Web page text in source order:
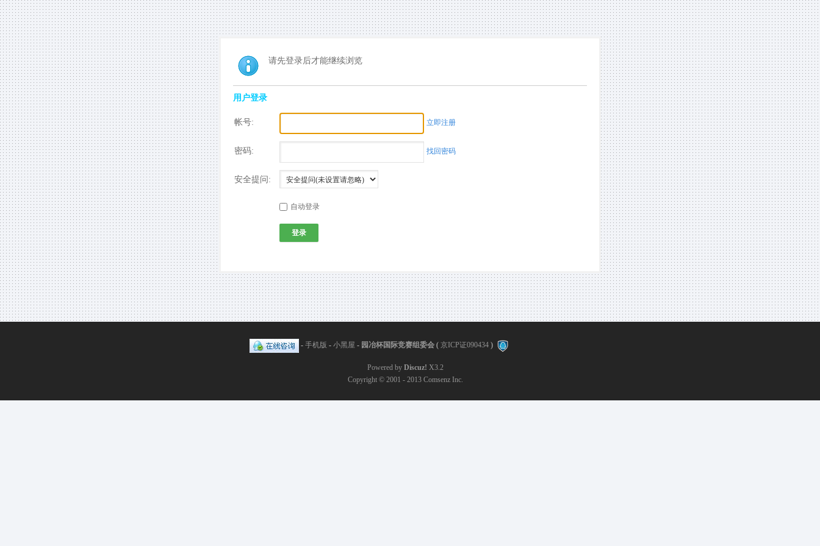
请先登录后才能继续浏览
用户登录
帐号: 立即注册
密码: 找回密码
安全提问:
自动登录
登录
- 手机版 - 小黑屋 - 园冶杯国际竞赛组委会 ( 京ICP证090434 )
Powered by Discuz! X3.2
Copyright © 2001 - 2013 Comsenz Inc.